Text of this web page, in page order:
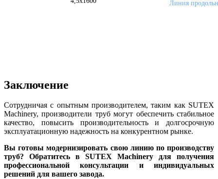
Линия
Заключение
Сотрудничая с опытным производителем, таким как SUTEX
Machinery, производители труб могут обеспечить стабильное
качество, повысить производительность и долгосрочную
эксплуатационную надежность на конкурентном рынке.
Вы готовы модернизировать свою линию по производству
труб? Обратитесь в SUTEX Machinery для получения
профессиональной консультации и индивидуальных
решений для вашего завода.